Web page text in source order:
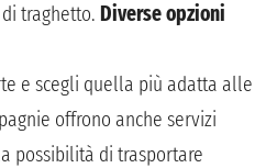
traghetto. Diverse opzioni
e scegli quella più adatta alle
offrono anche servizi
possibilità di trasportare